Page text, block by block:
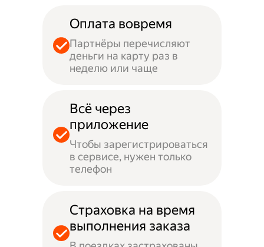
Оплата вовремя
Партнёры перечисляют
деньги на карту раз в
неделю или чаще
Всё через
приложение
Чтобы зарегистрироваться
в сервисе, нужен только
телефон
Страховка на время
выполнения заказа